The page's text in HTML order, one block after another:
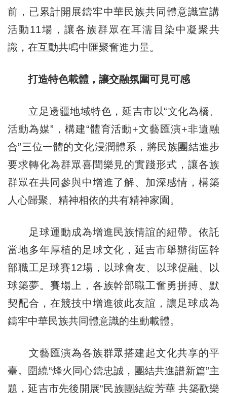
前，已累計開展鑄牢中華民族共同體意識宣講
活動11場，讓各族群眾在耳濡目染中凝聚共
識，在互動共鳴中匯聚奮進力量。
打造特色載體，讓交融氛圍可見可感
立足邊疆地域特色，延吉市以“文化為橋、
活動為媒”，構建“體育活動+文藝匯演+非遺融
合”三位一體的文化浸潤體系，將民族團結進步
要求轉化為群眾喜聞樂見的實踐形式，讓各族
群眾在共同參與中增進了解、加深感情，構築
人心歸聚、精神相依的共有精神家園。
足球運動成為增進民族情誼的紐帶。依託
當地多年厚植的足球文化，延吉市舉辦街區幹
部職工足球賽12場，以球會友、以球促融、以
球築夢。賽場上，各族幹部職工奮勇拼搏、默
契配合，在競技中增進彼此友誼，讓足球成為
鑄牢中華民族共同體意識的生動載體。
文藝匯演為各族群眾搭建起文化共享的平
臺。圍繞“烽火同心鑄忠誠，團結共進譜新篇”主
題，延吉市先後開展“民族團結綻芳華 共築歡樂